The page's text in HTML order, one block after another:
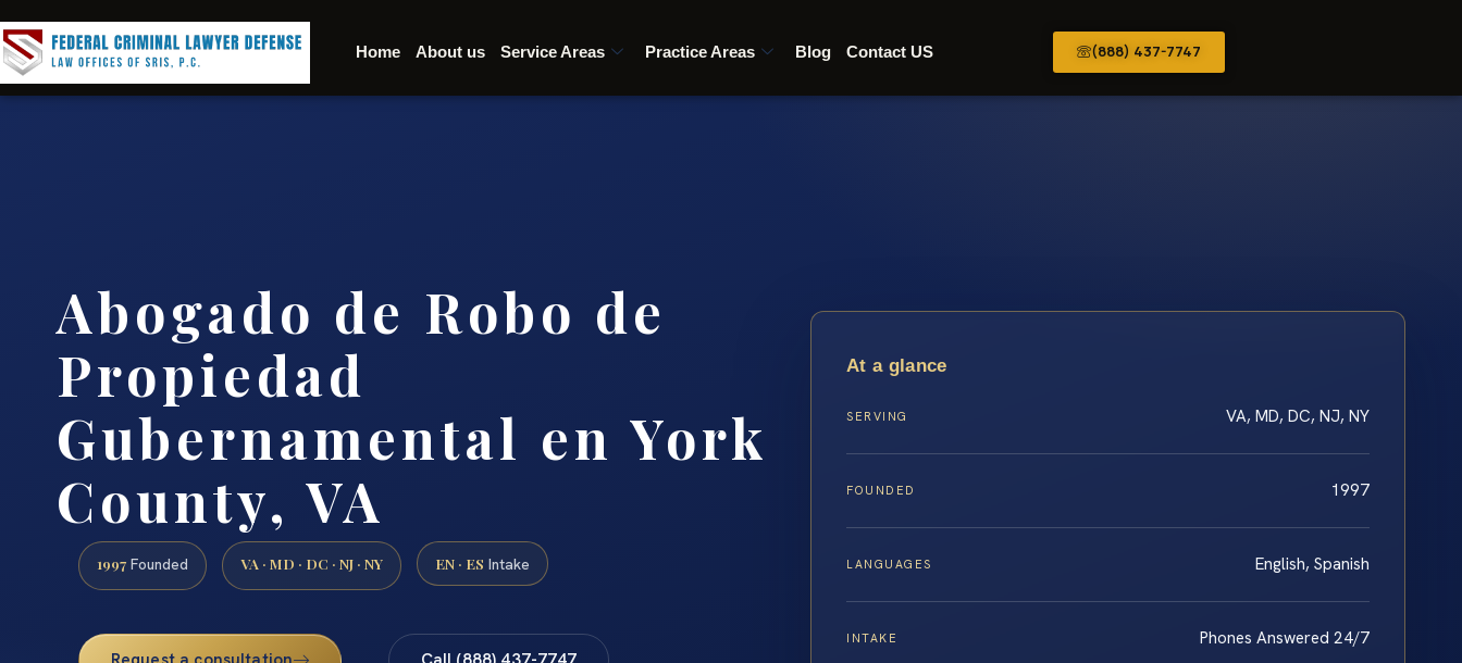
Home About us Service Areas Practice Areas Blog Contact US (888) 437-7747
Abogado de Robo de
Propiedad
Gubernamental en York
County, VA
1997 Founded VA · MD · DC · NJ · NY EN · ES Intake
At a glance
SERVING VA, MD, DC, NJ, NY
FOUNDED 1997
LANGUAGES English, Spanish
INTAKE Phones Answered 24/7